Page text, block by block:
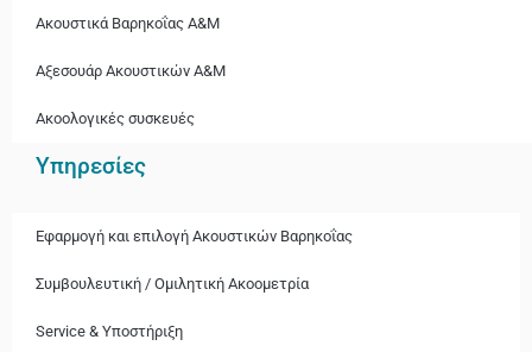
Ακουστικά Βαρηκοΐας A&M
Αξεσουάρ Ακουστικών A&M
Ακοολογικές συσκευές
Υπηρεσίες
Εφαρμογή και επιλογή Ακουστικών Βαρηκοΐας
Συμβουλευτική / Ομιλητική Ακοομετρία
Service & Υποστήριξη